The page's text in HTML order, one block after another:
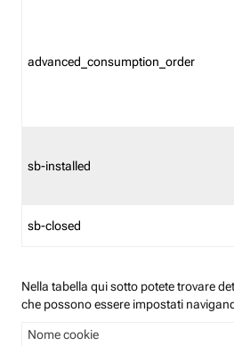
advanced_consumption_order
sb-installed
sb-closed
Nella tabella qui sotto potete trovare
che possono essere impostati
Nome cookie